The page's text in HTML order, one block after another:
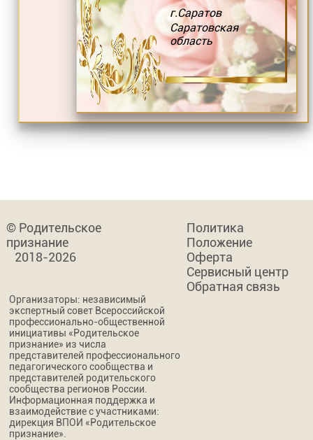
г.Саратов
Саратовская
область
© Родительское
признание
2018-2026
Политика
Положение
Оферта
Сервисный центр
Обратная связь
Организаторы: независимый
экспертный совет Всероссийской
профессионально-общественной
инициативы «Родительское
признание» из числа
представителей профессионального
педагогического сообщества и
представителей родительского
сообщества регионов России.
Информационная поддержка и
взаимодействие с участниками:
дирекция ВПОИ «Родительское
признание».